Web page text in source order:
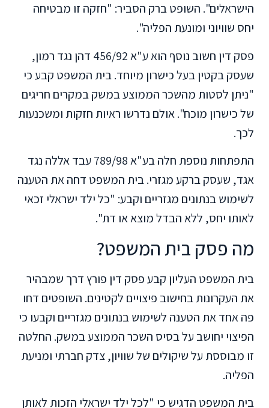
הישראלים". השופט ברק הסביר: "חזקה זו מבטיחה
יחס שוויוני ומונעת הפליה".
פסק דין חשוב נוסף הוא ע"א 456/92 דהן נגד רמון,
שעסק בקטין בעל כישרון מיוחד. בית המשפט קבע כי
"ניתן לסטות מהשכר הממוצע במשק במקרים חריגים
של כישרון מוכח". אולם נדרשו ראיות חזקות ומשכנעות
לכך.
התפתחות נוספת חלה בע"א 789/98 עבד אללה נגד
אגד, שעסק ברקע מגזרי. בית המשפט דחה את הטענה
לשימוש בנתונים מגזריים וקבע: "כל ילד ישראלי זכאי
לאותו יחס, ללא הבדל מוצא או דת".
מה פסק בית המשפט?
בית המשפט העליון קבע פסק דין פורץ דרך שמבהיר
את העקרונות בחישוב פיצויים לקטינים. השופטים דחו
פה אחד את הטענה לשימוש בנתונים מגזריים וקבעו כי
הפיצוי יחושב על בסיס השכר הממוצע במשק. החלטה
זו מבוססת על שיקולים של שוויון, צדק חברתי ומניעת
הפליה.
בית המשפט הדגיש כי "לכל ילד ישראלי הזכות לאותן